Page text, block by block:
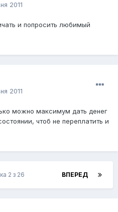
2011
и попросить любимый
2011
можно максимум дать денег
чтоб не переплатить и
ВПЕРЕД
2 з 26